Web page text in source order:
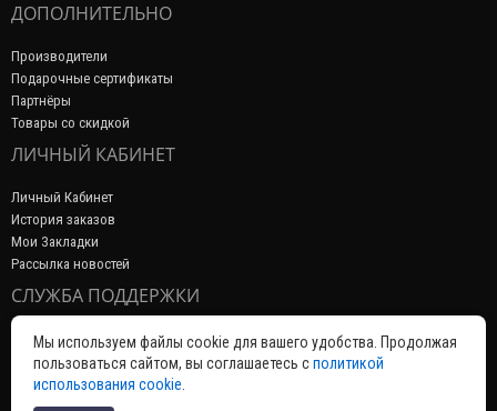
ДОПОЛНИТЕЛЬНО
Производители
Подарочные сертификаты
Партнёры
Товары со скидкой
ЛИЧНЫЙ КАБИНЕТ
Личный Кабинет
История заказов
Мои Закладки
Рассылка новостей
СЛУЖБА ПОДДЕРЖКИ
Связаться с нами
Возврат товара
Карта сайта
Мы используем файлы cookie для вашего удобства. Продолжая
пользоваться сайтом, вы соглашаетесь сполитикой
использования cookie